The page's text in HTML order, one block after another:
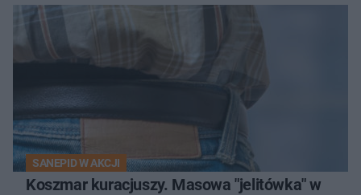
SANEPID W AKCJI
Koszmar kuracjuszy. Masowa "jelitówka" w